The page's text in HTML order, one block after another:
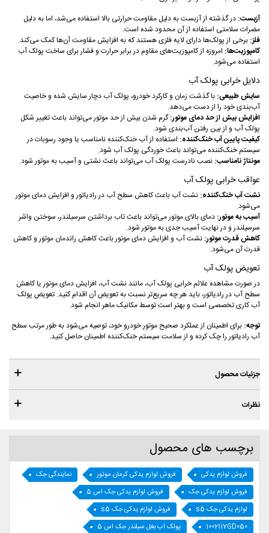
آزبست: در گذشته از آزبست به دلیل مقاومت حرارتی بالا استفاده می‌شد، اما به دلیل
مضرات سلامتی استفاده از آن محدود شده است.
فلز: برخی از پولک‌ها دارای لایه فلزی هستند که به افزایش مقاومت آن‌ها کمک می‌کند.
کامپوزیت‌ها: امروزه از کامپوزیت‌های مقاوم در برابر حرارت و فشار برای ساخت پولک آب
استفاده می‌شود.
دلایل خرابی پولک آب
سایش طبیعی: با گذشت زمان و کارکرد خودرو، پولک آب دچار سایش شده و خاصیت
آب‌بندی خود را از دست می‌دهد.
افزایش بیش از حد دمای موتور:گرم شدن بیش از حد موتور می‌تواند باعث تغییر شکل
پولک آب و از بین رفتن آب‌بندی شود.
کیفیت پایین آب خنک‌کننده: استفاده از آب خنک‌کننده نامناسب یا وجود رسوبات در
سیستم خنک‌کننده می‌تواند باعث خوردگی پولک آب شود.
مونتاژ نامناسب: نصب نادرست پولک آب می‌تواند باعث نشتی و آسیب به موتور شود.
عواقب خرابی پولک آب
نشت آب خنک‌کننده: نشت آب باعث کاهش سطح آب در رادیاتور و افزایش دمای موتور
می‌شود.
آسیب به موتور: دمای بالای موتور می‌تواند باعث تاب برداشتن سرسیلندر، سوختن واشر
سرسیلندر و در نهایت آسیب جدی به موتور شود.
کاهش قدرت موتور: نشت آب و افزایش دمای موتور باعث کاهش راندمان موتور و کاهش
قدرت آن می‌شود.
تعویض پولک آب
در صورت مشاهده علائم خرابی پولک آب، مانند نشت آب، افزایش دمای موتور یا کاهش
سطح آب در رادیاتور، باید هر چه سریع‌تر نسبت به تعویض آن اقدام کنید. تعویض پولک
آب کاری تخصصی است و بهتر است توسط مکانیک ماهر انجام شود.
توجه: برای اطمینان از عملکرد صحیح موتور خودرو خود، توصیه می‌شود به طور مرتب سطح
آب رادیاتور را چک کرده و از سلامت سیستم خنک‌کننده اطمینان حاصل کنید.
جزئیات محصول
نظرات
برچسب های محصول
فروش لوازم یدکی فروش لوازم یدکی کرمان موتور
نمایندگی جک
فروش لوازم یدکی جک
فروش لوازم یدکی جک اس 5
لوازم یدکی جک s5
فروش لوازم یدکی جک s5
1002117GD050
پولک اب بغل سیلندر جک اس 5